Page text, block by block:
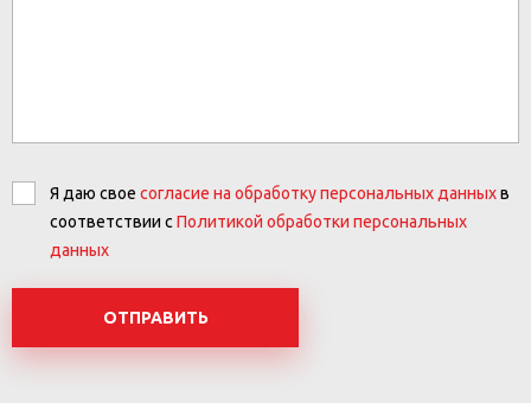
Я даю своесогласие на обработку персональных данныхв
соответствии сПолитикой обработки персональных
данных
ОТПРАВИТЬ